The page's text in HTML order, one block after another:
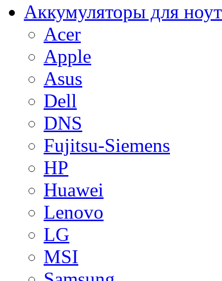
Аккумуляторы для
Acer
Apple
Asus
Dell
DNS
Fujitsu-Siemens
HP
Huawei
Lenovo
LG
MSI